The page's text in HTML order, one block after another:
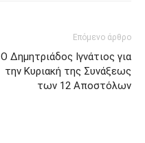
Επόμενο άρθρο
Ο Δημητριάδος Ιγνάτιος για
την Κυριακή της Συνάξεως
των 12 Αποστόλων